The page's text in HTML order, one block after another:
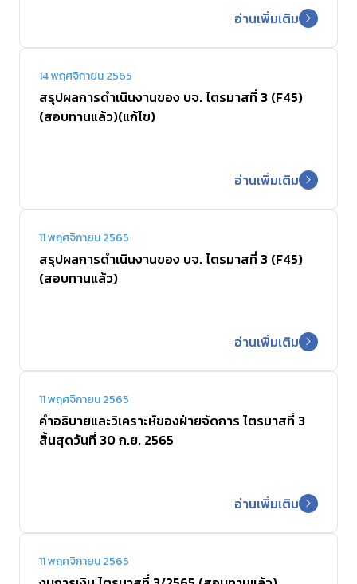
อ่านเพิ่มเติม
14 พฤศจิกายน 2565
สรุปผลการดำเนินงานของ บจ. ไตรมาสที่ 3 (F45)
(สอบทานแล้ว)(แก้ไข)
อ่านเพิ่มเติม
11 พฤศจิกายน 2565
สรุปผลการดำเนินงานของ บจ. ไตรมาสที่ 3 (F45)
(สอบทานแล้ว)
อ่านเพิ่มเติม
11 พฤศจิกายน 2565
คำอธิบายและวิเคราะห์ของฝ่ายจัดการ ไตรมาสที่ 3
สิ้นสุดวันที่ 30 ก.ย. 2565
อ่านเพิ่มเติม
11 พฤศจิกายน 2565